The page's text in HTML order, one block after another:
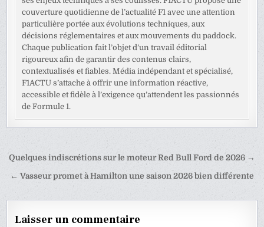
couverture quotidienne de l’actualité F1 avec une attention
particulière portée aux évolutions techniques, aux
décisions réglementaires et aux mouvements du paddock.
Chaque publication fait l’objet d’un travail éditorial
rigoureux afin de garantir des contenus clairs,
contextualisés et fiables. Média indépendant et spécialisé,
F1ACTU s’attache à offrir une information réactive,
accessible et fidèle à l’exigence qu’attendent les passionnés
de Formule 1.
Navigation
de
Quelques indiscrétions sur le moteur Red Bull Ford de 2026 →
← Vasseur promet à Hamilton une saison 2026 bien différente
Laisser un commentaire